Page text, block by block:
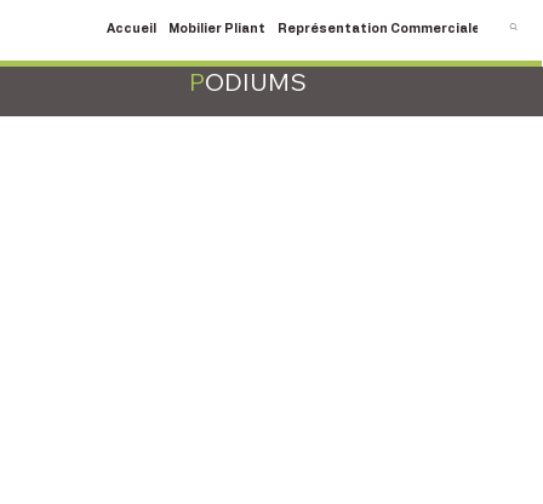
Accueil Mobilier Pliant Représentation Commerciale SAV
PODIUMS